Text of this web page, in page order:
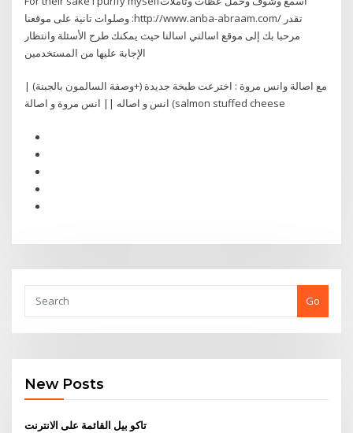
وصلوات تانية على موقعنا :http://www.anba-abraam.com/ تقدر
مرحبا بك إلى موقع اسالني اسالنا حيث يمكنك طرح الأسئلة وانتظار
الإجابة عليها من المستخدمين
مع اصالة وانس مروة : اخترعت طبخة جديدة (+وصفة السالمون بالجبنة) |
انس و اصاله || انس مروة و اصالة (salmon stuffed cheese
Go
New Posts
تاكو بيل القائمة على الانترنت